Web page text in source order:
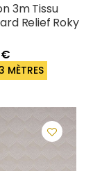
3m Tissu
Relief Roky
€
MÈTRES